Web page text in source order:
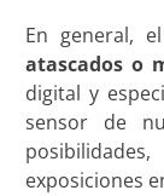
En general,
atascados o
digital y
sensor de
exposiciones